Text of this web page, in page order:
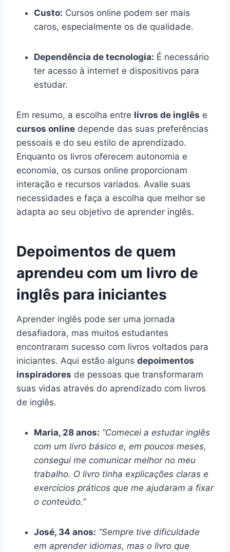
Custo: Cursos online podem ser mais
caros, especialmente os de qualidade.
Dependência de tecnologia: É necessário
ter acesso à internet e dispositivos para
estudar.
Em resumo, a escolha entre livros de inglês e
cursos online depende das suas preferências
pessoais e do seu estilo de aprendizado.
Enquanto os livros oferecem autonomia e
economia, os cursos online proporcionam
interação e recursos variados. Avalie suas
necessidades e faça a escolha que melhor se
adapta ao seu objetivo de aprender inglês.
Depoimentos de quem
aprendeu com um livro de
inglês para iniciantes
Aprender inglês pode ser uma jornada
desafiadora, mas muitos estudantes
encontraram sucesso com livros voltados para
iniciantes. Aqui estão alguns depoimentos
inspiradores de pessoas que transformaram
suas vidas através do aprendizado com livros
de inglês.
Maria, 28 anos: “Comecei a estudar inglês
com um livro básico e, em poucos meses,
consegui me comunicar melhor no meu
trabalho. O livro tinha explicações claras e
exercícios práticos que me ajudaram a fixar
o conteúdo.”
José, 34 anos: “Sempre tive dificuldade
em aprender idiomas, mas o livro que